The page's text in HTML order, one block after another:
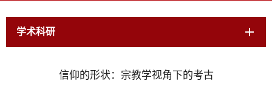
学术科研
信仰的形状：宗教学视角下的考古